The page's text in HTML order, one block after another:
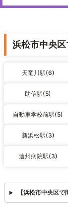
浜松市中央
天竜川駅(6)
助信駅(5)
自動車学校前駅(5)
新浜松駅(3)
遠州病院駅(3)
【浜松市中央区で